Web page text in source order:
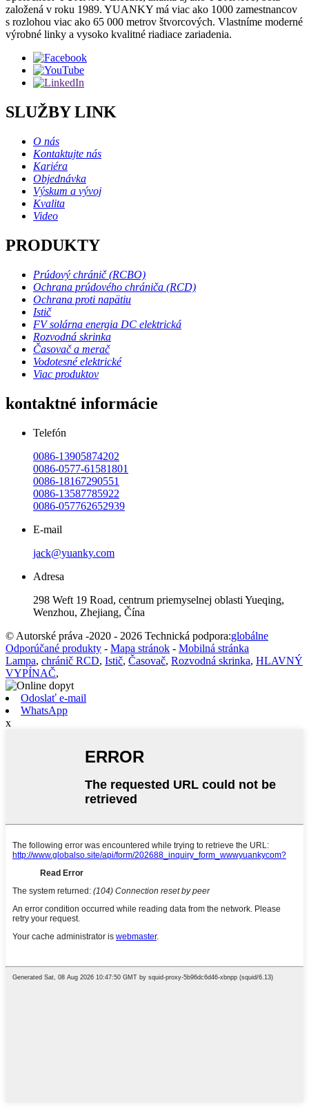
založená v roku 1989. YUANKY má viac ako 1000 zamestnancov
s rozlohou viac ako 65 000 metrov štvorcových. Vlastníme moderné
výrobné linky a vysoko kvalitné riadiace zariadenia.
SLUŽBY LINK
O nás
Kontaktujte nás
Kariéra
Objednávka
Výskum a vývoj
Kvalita
Video
PRODUKTY
Prúdový chránič (RCBO)
Ochrana prúdového chrániča (RCD)
Ochrana proti napätiu
Istič
FV solárna energia DC elektrická
Rozvodná skrinka
Časovač a merač
Vodotesné elektrické
Viac produktov
kontaktné informácie
Telefón
0086-13905874202
0086-0577-61581801
0086-18167290551
0086-13587785922
0086-057762652939
E-mail
jack@yuanky.com
Adresa
298 Weft 19 Road, centrum priemyselnej oblasti Yueqing,
Wenzhou, Zhejiang, Čína
© Autorské práva -2020 - 2026 Technická podpora:globálne
Odporúčané produkty - Mapa stránok - Mobilná stránka
Lampa, chránič RCD, Istič, Časovač, Rozvodná skrinka, HLAVNÝ
VYPÍNAČ,
Odoslať e-mail
WhatsApp
x